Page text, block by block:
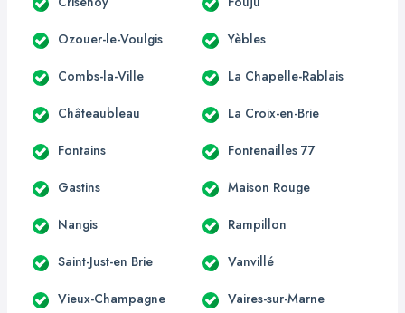
Ozouer-le-Voulgis Yèbles
Combs-la-Ville La Chapelle-Rablais
Châteaubleau La Croix-en-Brie
Fontains Fontenailles 77
Gastins Maison Rouge
Nangis Rampillon
Saint-Just-en Brie Vanvillé
Vieux-Champagne Vaires-sur-Marne